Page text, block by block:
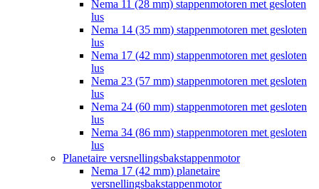
Nema 11 (28 mm) stappenmotoren met gesloten
lus
Nema 14 (35 mm) stappenmotoren met gesloten
lus
Nema 17 (42 mm) stappenmotoren met gesloten
lus
Nema 23 (57 mm) stappenmotoren met gesloten
lus
Nema 24 (60 mm) stappenmotoren met gesloten
lus
Nema 34 (86 mm) stappenmotoren met gesloten
lus
Planetaire versnellingsbakstappenmotor
Nema 17 (42 mm) planetaire
versnellingsbakstappenmotor